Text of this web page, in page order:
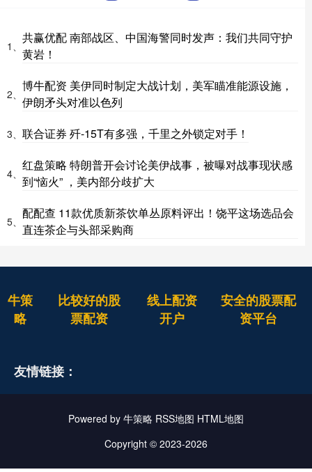
1、
共赢优配 南部战区、中国海警同时发声：我们共同守护
黄岩！
2、
博牛配资 美伊同时制定大战计划，美军瞄准能源设施，
伊朗矛头对准以色列
3、 联合证券 歼-15T有多强，千里之外锁定对手！
4、
红盘策略 特朗普开会讨论美伊战事，被曝对战事现状感
到“恼火” ，美内部分歧扩大
5、
配配查 11款优质新茶饮单丛原料评出！饶平这场选品会
直连茶企与头部采购商
牛策
略
比较好的股
票配资
线上配资
开户
安全的股票配
资平台
友情链接：
Powered by 牛策略 RSS地图 HTML地图
Copyright © 2023-2026